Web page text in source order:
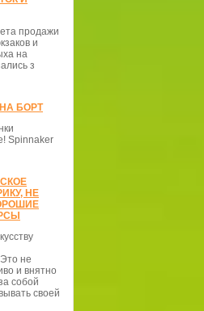
продажи
и
на
з
БОРТ
Spinnaker
НЕ
не
и внятно
собой
своей